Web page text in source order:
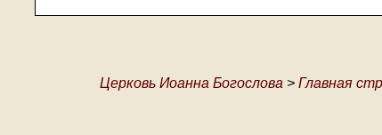
Церковь Иоанна Богослова > Главная